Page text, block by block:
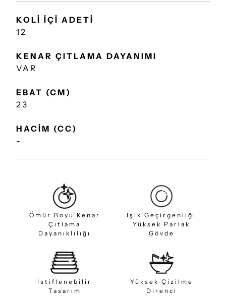
KOLİ İÇİ ADETİ
12
KENAR ÇITLAMA DAYANIMI
VAR
EBAT (CM)
23
HACİM (CC)
-
Ömür Boyu Kenar
Çıtlama
Dayanıklılığı
Işık Geçirgenliği
Yüksek Parlak
Gövde
İstiflenebilir
Tasarım
Yüksek Çizilme
Direnci